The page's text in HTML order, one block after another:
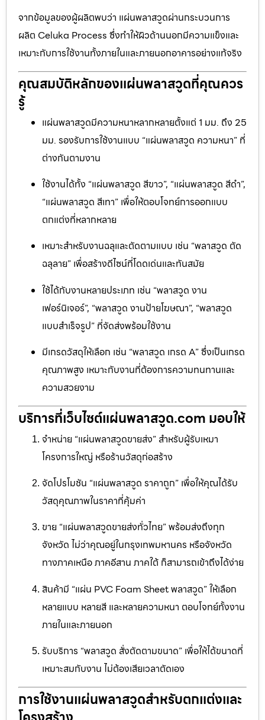
จากข้อมูลของผู้ผลิตพบว่า แผ่นพลาสวูดผ่านกระบวนการ
ผลิต Celuka Process ซึ่งทำให้ผิวด้านนอกมีความแข็งและ
เหมาะกับการใช้งานทั้งภายในและภายนอกอาคารอย่างแท้จริง
คุณสมบัติหลักของแผ่นพลาสวูดที่คุณควร
รู้
แผ่นพลาสวูดมีความหนาหลากหลายตั้งแต่ 1 มม. ถึง 25
มม. รองรับการใช้งานแบบ “แผ่นพลาสวูด ความหนา” ที่
ต่างกันตามงาน
ใช้งานได้ทั้ง “แผ่นพลาสวูด สีขาว”, “แผ่นพลาสวูด สีดำ”,
“แผ่นพลาสวูด สีเทา” เพื่อให้ตอบโจทย์การออกแบบ
ตกแต่งที่หลากหลาย
เหมาะสำหรับงานฉลุและตัดตามแบบ เช่น “พลาสวูด ตัด
ฉลุลาย” เพื่อสร้างดีไซน์ที่โดดเด่นและทันสมัย
ใช้ได้กับงานหลายประเภท เช่น “พลาสวูด งาน
เฟอร์นิเจอร์”, “พลาสวูด งานป้ายโฆษณา”, “พลาสวูด
แบบสำเร็จรูป” ที่จัดส่งพร้อมใช้งาน
มีเกรดวัสดุให้เลือก เช่น “พลาสวูด เกรด A” ซึ่งเป็นเกรด
คุณภาพสูง เหมาะกับงานที่ต้องการความทนทานและ
ความสวยงาม
บริการที่เว็บไซต์แผ่นพลาสวูด.com มอบให้
จำหน่าย “แผ่นพลาสวูดขายส่ง” สำหรับผู้รับเหมา
โครงการใหญ่ หรือร้านวัสดุก่อสร้าง
จัดโปรโมชัน “แผ่นพลาสวูด ราคาถูก” เพื่อให้คุณได้รับ
วัสดุคุณภาพในราคาที่คุ้มค่า
ขาย “แผ่นพลาสวูดขายส่งทั่วไทย” พร้อมส่งถึงทุก
จังหวัด ไม่ว่าคุณอยู่ในกรุงเทพมหานคร หรือจังหวัด
ทางภาคเหนือ ภาคอีสาน ภาคใต้ ก็สามารถเข้าถึงได้ง่าย
สินค้ามี “แผ่น PVC Foam Sheet พลาสวูด” ให้เลือก
หลายแบบ หลายสี และหลายความหนา ตอบโจทย์ทั้งงาน
ภายในและภายนอก
รับบริการ “พลาสวูด สั่งตัดตามขนาด” เพื่อให้ได้ขนาดที่
เหมาะสมกับงาน ไม่ต้องเสียเวลาตัดเอง
การใช้งานแผ่นพลาสวูดสำหรับตกแต่งและ